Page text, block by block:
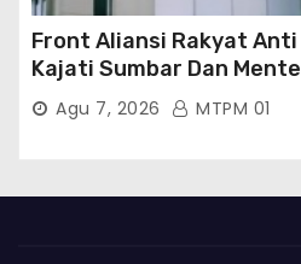
Front Aliansi Rakyat Anti
Kajati Sumbar Dan
PT. Brantas Abipraya
06.Nopember 2025 s.d
Agu 7, 2026 MTPM 01